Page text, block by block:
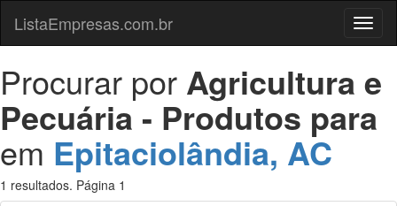
Menu
ListaEmpresas.com.br
Procurar por Agricultura e
Pecuária - Produtos para
em Epitaciolândia, AC
1 resultados. Página 1